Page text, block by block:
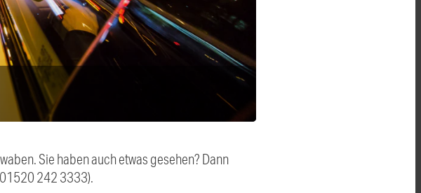
Sie haben auch etwas gesehen? Dann
242 3333).